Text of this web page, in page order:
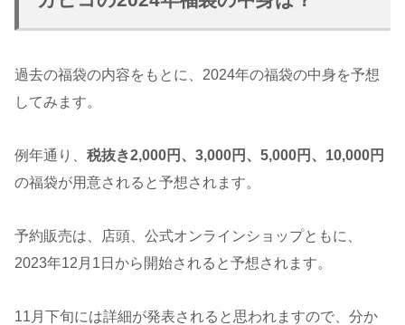
過去の福袋の内容をもとに、2024年の福袋の中身を予想
してみます。
例年通り、 税抜き2,000円、3,000円、5,000円、10,000円
の福袋が用意されると予想されます。
予約販売は、店頭、公式オンラインショップともに、
2023年12月1日から開始されると予想されます。
11月下旬には詳細が発表されると思われますので、分か